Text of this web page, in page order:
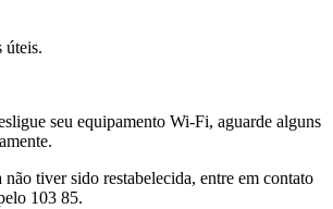
úteis.
seu equipamento Wi-Fi, aguarde alguns
não tiver sido restabelecida, entre em contato
103 85.